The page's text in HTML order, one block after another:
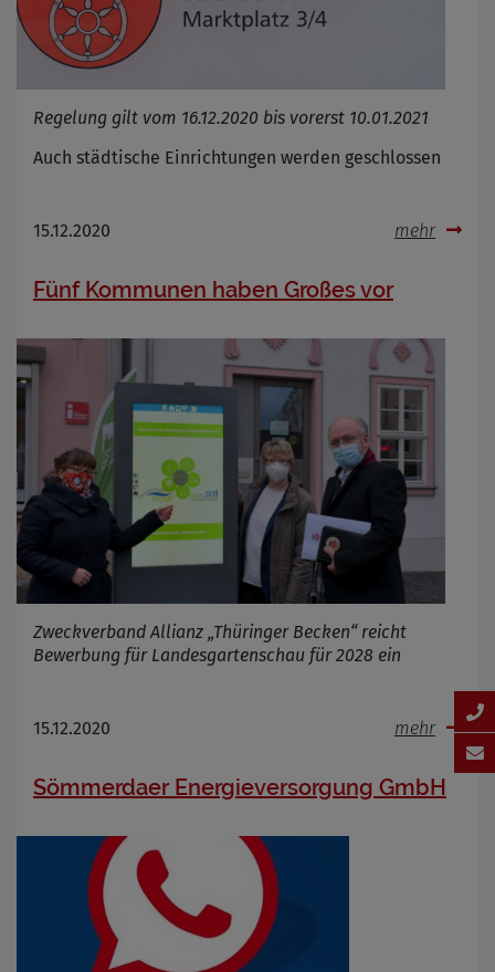
Regelung gilt vom 16.12.2020 bis vorerst 10.01.2021
Auch städtische Einrichtungen werden geschlossen
15.12.2020 mehr
Fünf Kommunen haben Großes vor
Zweckverband Allianz „Thüringer Becken“ reicht
Bewerbung für Landesgartenschau für 2028 ein
15.12.2020 mehr
Sömmerdaer Energieversorgung GmbH